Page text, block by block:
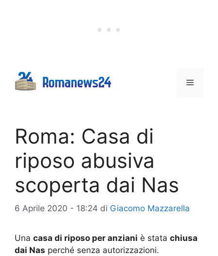
Menu
Roma: Casa di
riposo abusiva
scoperta dai Nas
6 Aprile 2020 - 18:24 di Giacomo Mazzarella
Una casa di riposo per anziani è stata chiusa
dai Nas perché senza autorizzazioni.